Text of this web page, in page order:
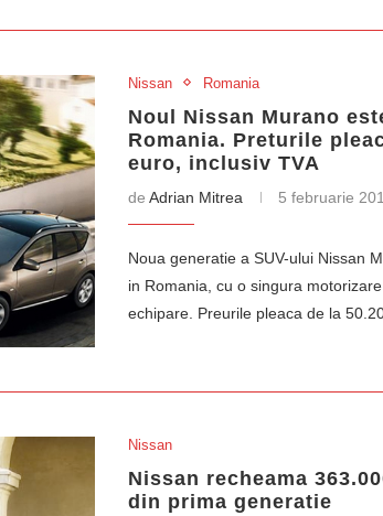
Nissan Romania
Noul Nissan Murano
Romania. Preturile
euro, inclusiv TVA
de Adrian Mitrea 5 februarie
Noua generatie a SUV-ului Nissan
in Romania, cu o singura
echipare. Preurile pleaca de la
Nissan
Nissan recheama
din prima generatie